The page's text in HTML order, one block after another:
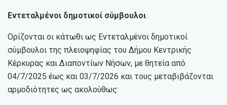
Εντεταλμένοι δημοτικοί σύμβουλοι
Ορίζονται οι κάτωθι ως Εντεταλμένοι δημοτικοί
σύμβουλοι της πλειοψηφίας του Δήμου Κεντρικής
Κέρκυρας και Διαποντίων Νήσων, με θητεία από
04/7/2025 έως και 03/7/2026 και τους μεταβιβάζονται
αρμοδιότητες ως ακολούθως: